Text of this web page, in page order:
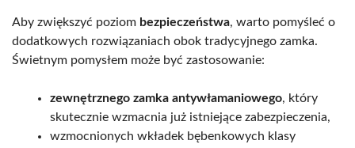
Aby zwiększyć poziom bezpieczeństwa, warto pomyśleć o
dodatkowych rozwiązaniach obok tradycyjnego zamka.
Świetnym pomysłem może być zastosowanie:
zewnętrznego zamka antywłamaniowego, który
skutecznie wzmacnia już istniejące zabezpieczenia,
wzmocnionych wkładek bębenkowych klasy